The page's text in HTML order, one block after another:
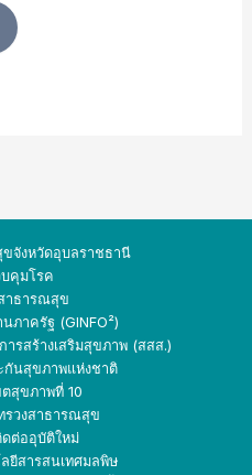
จังหวัดอุบลราชธานี
คุมโรค
าธารณสุข
ภาครัฐ (GINFO²)
รสร้างเสริมสุขภาพ (สสส.)
กันสุขภาพแห่งชาติ
สุขภาพที่ 10
วงสาธารณสุข
ต่ออุบัติใหม่
ยีสารสนเทศมลพิษ